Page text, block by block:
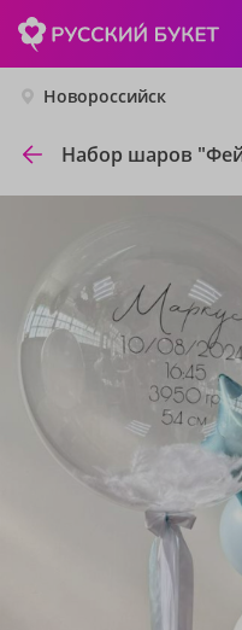
Новороссийск
Набор шаров